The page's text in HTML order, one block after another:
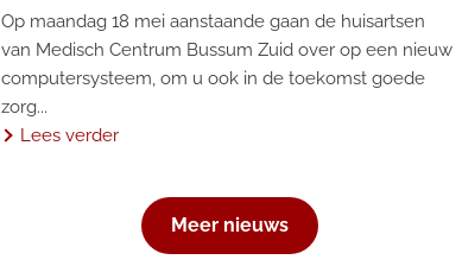
Op maandag 18 mei aanstaande gaan de huisartsen
van Medisch Centrum Bussum Zuid over op een nieuw
computersysteem, om u ook in de toekomst goede
zorg...
Lees verder
Meer nieuws